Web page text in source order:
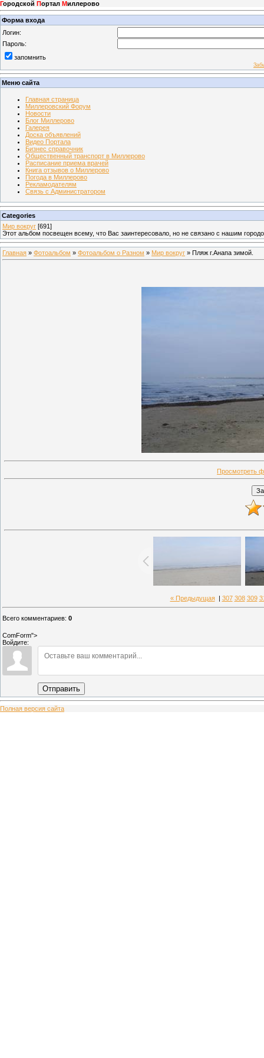
Городской Портал Миллерово
Форма входа
Логин:
Пароль:
запомнить
Меню сайта
Главная страница
Миллеровский Форум
Новости
Блог Миллерово
Галерея
Доска объявлений
Видео Портала
Бизнес справочник
Общественный транспорт в Миллерово
Расписание приема врачей
Книга отзывов о Миллерово
Погода в Миллерово
Рекламодателям
Связь с Администратором
Categories
Мир вокруг [691]
Этот альбом посвещен всему, что Вас заинтересовало, но не связано с нашим
Главная » Фотоальбом » Фотоальбом о Разном » Мир вокруг » Пляж г.Анапа зимой.
Просмотреть
« Предыдущая| 307 308 309
Всего комментариев: 0
ComForm">
Войдите:
Отправить
Полная версия сайта